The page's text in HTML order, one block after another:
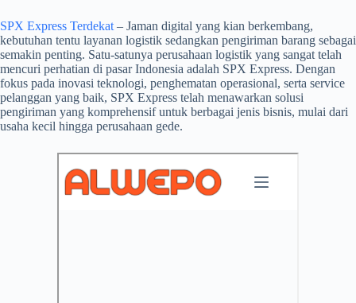
SPX Express Terdekat – Jaman digital yang kian berkembang,
kebutuhan tentu layanan logistik sedangkan pengiriman barang sebagai
semakin penting. Satu-satunya perusahaan logistik yang sangat telah
mencuri perhatian di pasar Indonesia adalah SPX Express. Dengan
fokus pada inovasi teknologi, penghematan operasional, serta service
pelanggan yang baik, SPX Express telah menawarkan solusi
pengiriman yang komprehensif untuk berbagai jenis bisnis, mulai dari
usaha kecil hingga perusahaan gede.